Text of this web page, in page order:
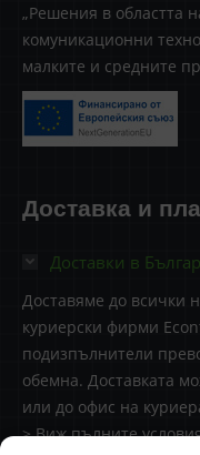
„Решения в областта
комуникационни
малките и средните
Доставка и
Доставки в
Доставяме до всички
куриерски фирми
подизпълнители
обемна. Доставката
или до офис на
> Виж пълните